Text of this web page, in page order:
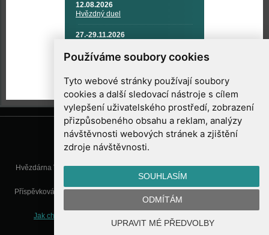
Používáme soubory cookies
Tyto webové stránky používají soubory
cookies a další sledovací nástroje s cílem
vylepšení uživatelského prostředí, zobrazení
přizpůsobeného obsahu a reklam, analýzy
návštěvnosti webových stránek a zjištění
zdroje návštěvnosti.
SOUHLASÍM
ODMÍTÁM
UPRAVIT MÉ PŘEDVOLBY
12.08.2026
Hvězdný duel
27.-29.11.2026
TECHNIKA A KOSMICKÉ
TECHNOLOGIE
Hvězdárna Valašské Meziříčí, příspěvková organizace, Vsetínská 78, 757
01 Valašské Meziříčí
Příspěvková organizace Zlínského kraje. Telefon:571 611 928, Mobil:777
info@astrovm.cz
Jak chráníme Vaše osobní údaje
WebConsult.cz